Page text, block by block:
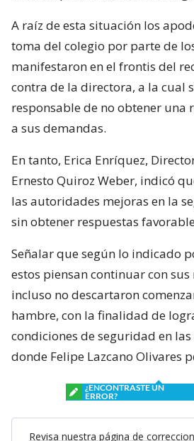
A raíz de esta situación los
toma del colegio por parte de
manifestaron en el frontis del
contra de la directora, a la cual
responsable de no obtener una
a sus demandas.
En tanto, Erica Enríquez,
Ernesto Quiroz Weber, indicó
las autoridades mejoras en la
sin obtener respuestas
Señalar que según lo indicado
estos piensan continuar con
incluso no descartaron
hambre, con la finalidad de
condiciones de seguridad en
donde Felipe Lazcano Olivares
¿ENCONTRASTE UN
ERROR?
Revisa nuestra página de